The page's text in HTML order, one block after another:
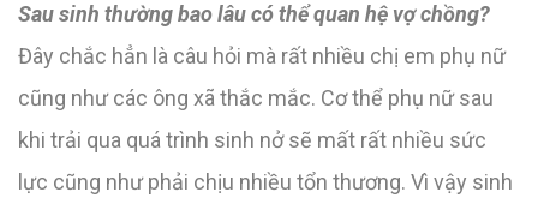
Sau sinh thường bao lâu có thể quan hệ vợ chồng?
Đây chắc hẳn là câu hỏi mà rất nhiều chị em phụ nữ
cũng như các ông xã thắc mắc. Cơ thể phụ nữ sau
khi trải qua quá trình sinh nở sẽ mất rất nhiều sức
lực cũng như phải chịu nhiều tổn thương. Vì vậy sinh